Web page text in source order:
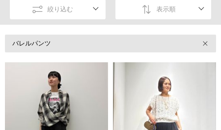
絞り込む 表示順
バレルパンツ